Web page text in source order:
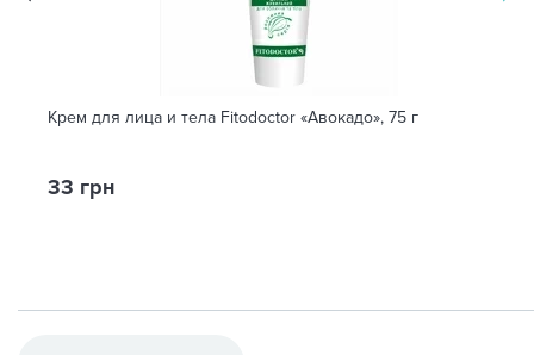
Крем для лица и тела Fitodoctor «Авокадо», 75 г
33 грн